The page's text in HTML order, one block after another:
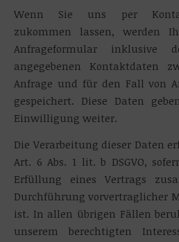
Wenn Sie uns per
zukommen lassen, werden
Anfrageformular
angegebenen Kontaktdaten
Anfrage und für den Fall von
gespeichert. Diese Daten
Einwilligung weiter.
Die Verarbeitung dieser Daten
Art. 6 Abs. 1 lit. b DSGVO,
Erfüllung eines Vertrags
Durchführung vorvertraglicher
ist. In allen übrigen Fällen
unserem berechtigten